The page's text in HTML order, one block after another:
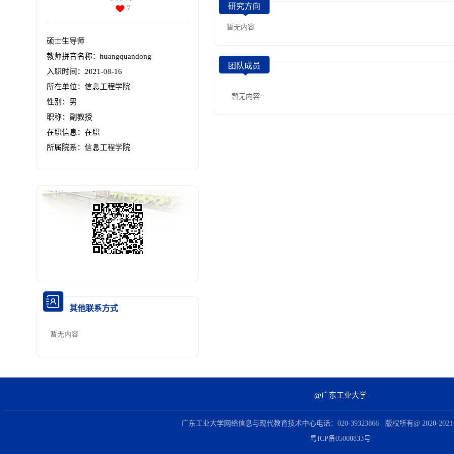
7
硕士生导师
教师拼音名称：huangquandong
入职时间：2021-08-16
所在单位：信息工程学院
性别：男
职称：副教授
在职信息：在职
所属院系：信息工程学院
其他联系方式
暂无内容
研究方向
暂无内容
团队成员
暂无内容
@广东工业大学
广东工业大学网络信息与现代教育技术中心电话：020-39323866 版权所有@ 2020-
粤ICP备05008833号